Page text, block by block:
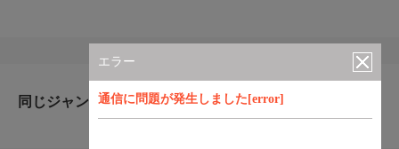
エラー
通信に問題が発生しました[error]
同じジャンルのおすすめ番組